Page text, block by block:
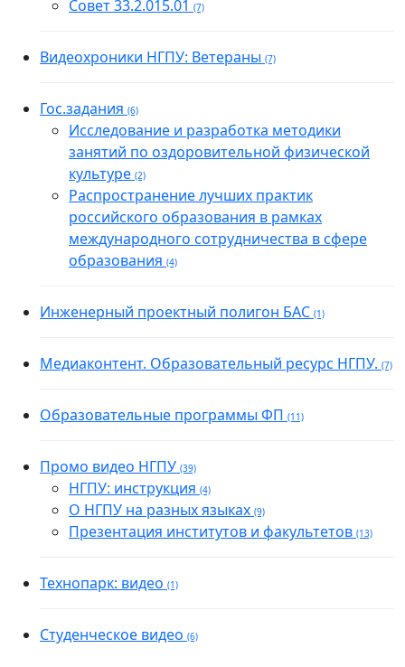
Совет 33.2.015.01 (7)
Видеохроники НГПУ: Ветераны (7)
Гос.задания (6)
Исследование и разработка методики
занятий по оздоровительной физической
культуре (2)
Распространение лучших практик
российского образования в рамках
международного сотрудничества в сфере
образования (4)
Инженерный проектный полигон БАС (1)
Медиаконтент. Образовательный ресурс НГПУ. (7)
Образовательные программы ФП (11)
Промо видео НГПУ (39)
НГПУ: инструкция (4)
О НГПУ на разных языках (9)
Презентация институтов и факультетов (13)
Технопарк: видео (1)
Студенческое видео (6)